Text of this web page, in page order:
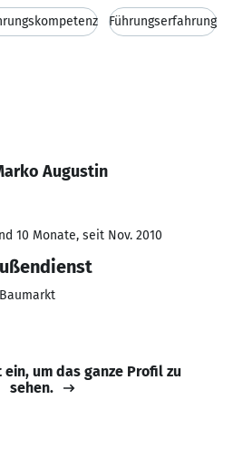
Führungserfahrung
Augustin
10 Monate, seit Nov. 2010
ein, um das ganze Profil zu
sehen.